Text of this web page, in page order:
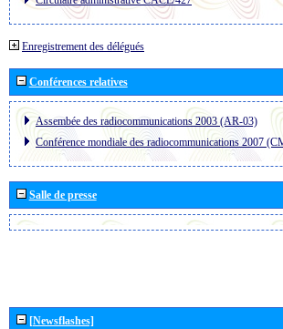
Enregistrement des délégués
Conférences relatives
Assembée des radiocommunications 2003 (AR-03)
Conférence mondiale des radiocommunications 2007
Salle de presse
[Newsflashes]